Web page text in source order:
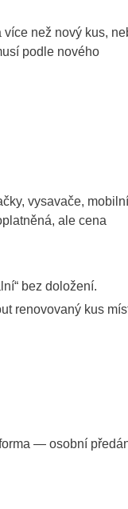
než nový kus,
podle nového
vysavače, mobilní
ale cena
bez doložení.
renovovaný kus
— osobní